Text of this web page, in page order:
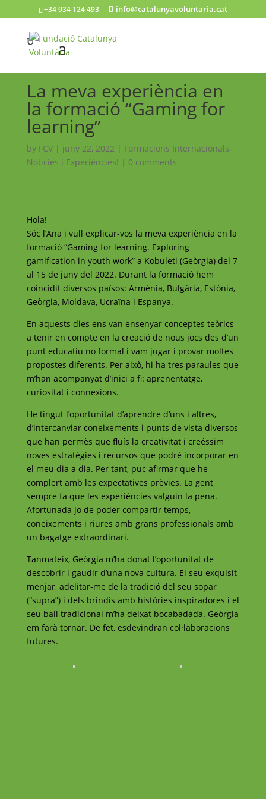
+34 934 124 493 info@catalunyavoluntaria.cat
La meva experiència en
la formació “Gaming for
learning”
by FCV| juny 22, 2022 | Formacions Internacionals,
Noticies i Experiències! | 0 comments
Hola!
Sóc l’Ana i vull explicar-vos la meva experiència en la
formació “Gaming for learning. Exploring
gamification in youth work” a Kobuleti (Geòrgia) del 7
al 15 de juny del 2022. Durant la formació hem
coincidit diversos països: Armènia, Bulgària, Estònia,
Geòrgia, Moldava, Ucraïna i Espanya.
En aquests dies ens van ensenyar conceptes teòrics
a tenir en compte en la creació de nous jocs des d’un
punt educatiu no formal i vam jugar i provar moltes
propostes diferents. Per això, hi ha tres paraules que
m’han acompanyat d’inici a fi: aprenentatge,
curiositat i connexions.
He tingut l’oportunitat d’aprendre d’uns i altres,
d’intercanviar coneixements i punts de vista diversos
que han permès que fluís la creativitat i creéssim
noves estratègies i recursos que podré incorporar en
el meu dia a dia. Per tant, puc afirmar que he
complert amb les expectatives prèvies. La gent
sempre fa que les experiències valguin la pena.
Afortunada jo de poder compartir temps,
coneixements i riures amb grans professionals amb
un bagatge extraordinari.
Tanmateix, Geòrgia m’ha donat l’oportunitat de
descobrir i gaudir d’una nova cultura. El seu exquisit
menjar, adelitar-me de la tradició del seu sopar
(“supra”) i dels brindis amb històries inspiradores i el
seu ball tradicional m’ha deixat bocabadada. Geòrgia
em farà tornar. De fet, esdevindran col·laboracions
futures.